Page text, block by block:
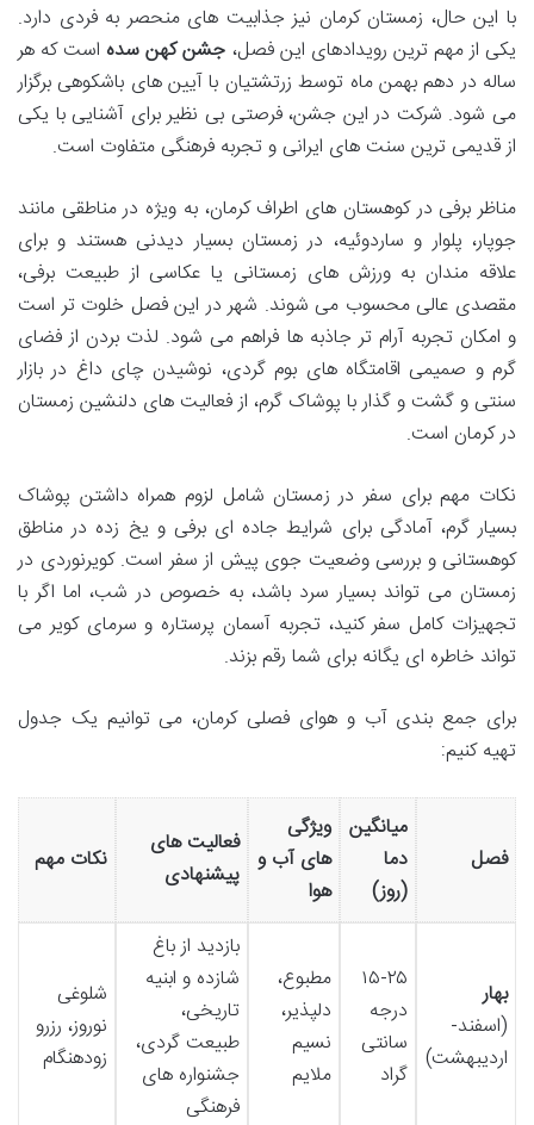
با این حال، زمستان کرمان نیز جذابیت های منحصر به فردی دارد.
یکی از مهم ترین رویدادهای این فصل، جشن کهن سده است که هر
ساله در دهم بهمن ماه توسط زرتشتیان با آیین های باشکوهی برگزار
می شود. شرکت در این جشن، فرصتی بی نظیر برای آشنایی با یکی
از قدیمی ترین سنت های ایرانی و تجربه فرهنگی متفاوت است.
مناظر برفی در کوهستان های اطراف کرمان، به ویژه در مناطقی مانند
جوپار، پلوار و ساردوئیه، در زمستان بسیار دیدنی هستند و برای
علاقه مندان به ورزش های زمستانی یا عکاسی از طبیعت برفی،
مقصدی عالی محسوب می شوند. شهر در این فصل خلوت تر است
و امکان تجربه آرام تر جاذبه ها فراهم می شود. لذت بردن از فضای
گرم و صمیمی اقامتگاه های بوم گردی، نوشیدن چای داغ در بازار
سنتی و گشت و گذار با پوشاک گرم، از فعالیت های دلنشین زمستان
در کرمان است.
نکات مهم برای سفر در زمستان شامل لزوم همراه داشتن پوشاک
بسیار گرم، آمادگی برای شرایط جاده ای برفی و یخ زده در مناطق
کوهستانی و بررسی وضعیت جوی پیش از سفر است. کویرنوردی در
زمستان می تواند بسیار سرد باشد، به خصوص در شب، اما اگر با
تجهیزات کامل سفر کنید، تجربه آسمان پرستاره و سرمای کویر می
تواند خاطره ای یگانه برای شما رقم بزند.
برای جمع بندی آب و هوای فصلی کرمان، می توانیم یک جدول
تهیه کنیم:
فصل
میانگین
دما
(روز)
ویژگی
های آب و
هوا
فعالیت های
پیشنهادی
نکات مهم
بهار
(اسفند-
اردیبهشت)
۱۵-۲۵
درجه
سانتی
گراد
مطبوع،
دلپذیر،
نسیم
ملایم
بازدید از باغ
شازده و ابنیه
تاریخی،
طبیعت گردی،
جشنواره های
فرهنگی
شلوغی
نوروز، رزرو
زودهنگام